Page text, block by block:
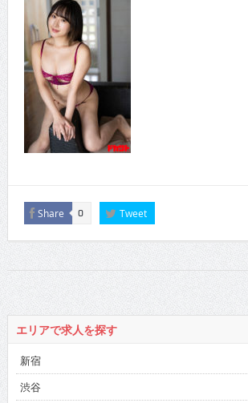
Share 0 Tweet
エリアで求人を探す
新宿
渋谷